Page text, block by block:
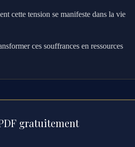
cette tension se manifeste dans la vie
ces souffrances en ressources
gratuitement